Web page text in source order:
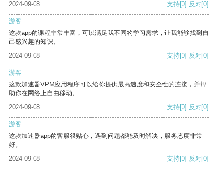
2024-09-08
支持[0] 反对[0]
游客
这款app的课程非常丰富，可以满足我不同的学习需求，让我能够找到自
己感兴趣的知识。
2024-09-08
支持[0] 反对[0]
游客
这款加速器VPM应用程序可以给你提供最高速度和安全性的连接，并帮
助你在网络上自由移动。
2024-09-08
支持[0] 反对[0]
游客
这款加速器app的客服很贴心，遇到问题都能及时解决，服务态度非常
好。
2024-09-08
支持[0] 反对[0]